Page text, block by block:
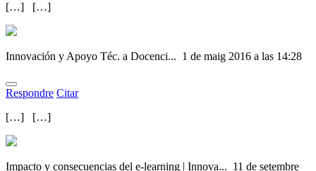
[…] […]
Innovación y Apoyo Téc. a Docenci... 1 de maig 2016 a las 14:28
Respondre Citar
[…] […]
Impacto y consecuencias del e-learning | Innova... 11 de setembre